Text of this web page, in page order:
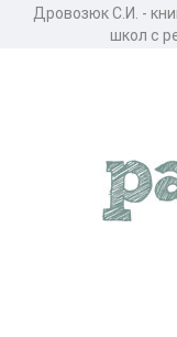
Дровозюк С.И. -
школ с